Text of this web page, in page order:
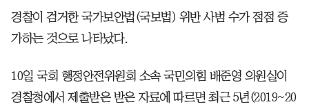
경찰이 검거한 국가보안법(국보법) 위반 사범 수가 점점 증
가하는 것으로 나타났다.
10일 국회 행정안전위원회 소속 국민의힘 배준영 의원실이
경찰청에서 제출받은 받은 자료에 따르면 최근 5년(2019~20